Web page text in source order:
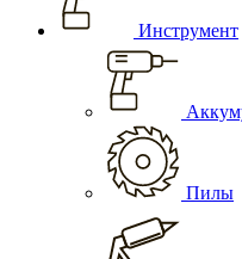
Инструмент
Пилы